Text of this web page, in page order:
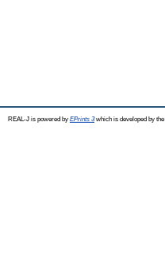
REAL-J is powered by EPrints 3which is developed by the